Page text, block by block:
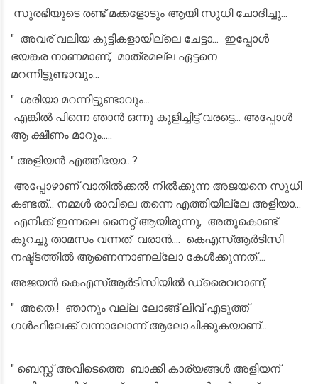
സുരഭിയുടെ രണ്ട് മക്കളോടും ആയി സുധി ചോദിച്ചു...
" അവര് വലിയ കുട്ടികളായില്ലെ ചേട്ടാ... ഇപ്പോൾ
ഭയങ്കര നാണമാണ്, മാത്രമല്ല ഏട്ടനെ
മറന്നിട്ടുണ്ടാവും...
" ശരിയാ മറന്നിട്ടുണ്ടാവും...
എങ്കിൽ പിന്നെ ഞാൻ ഒന്നു കുളിച്ചിട്ട് വരട്ടെ... അപ്പോൾ
ആ ക്ഷീണം മാറും.....
" അളിയൻ എത്തിയോ...?
അപ്പോഴാണ് വാതിൽക്കൽ നിൽക്കുന്ന അജയനെ സുധി
കണ്ടത്... നമ്മൾ രാവിലെ തന്നെ എത്തിയില്ലേ അളിയാ...
എനിക്ക് ഇന്നലെ നൈറ്റ് ആയിരുന്നു, അതുകൊണ്ട്
കുറച്ചു താമസം വന്നത് വരാൻ.... കെഎസ്ആർടിസി
നഷ്ട്ടത്തിൽ ആണെന്നാണല്ലോ കേൾക്കുന്നത്....
അജയൻ കെഎസ്ആർടിസിയിൽ ഡ്രൈവറാണ്,
" അതെ.! ഞാനും വല്ല ലോങ്ങ് ലീവ് എടുത്ത്
ഗൾഫിലേക്ക് വന്നാലോന്ന് ആലോചിക്കുകയാണ്...
" ബെസ്റ്റ് അവിടെത്തെ ബാക്കി കാര്യങ്ങൾ അളിയന്